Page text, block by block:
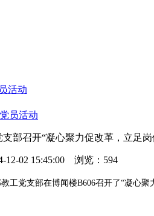
活动
党员活动
支部召开“凝心聚力促改革，立足
02 15:45:00 浏览： 594
工党支部在博闻楼B606召开了“凝心聚